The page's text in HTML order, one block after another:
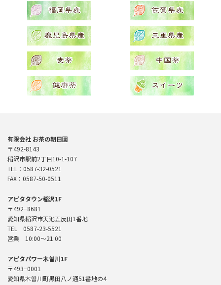
有限会社 お茶の朝日園
〒492-8143
稲沢市駅前2丁目10-1-107
TEL：0587-32-0521
FAX：0587-50-0511
アピタタウン稲沢1F
〒492−8681
愛知県稲沢市天池五反田1番地
TEL 0587-23-5521
営業 10:00〜21:00
アピタパワー木曽川1F
〒493−0001
愛知県木曽川町黒田八ノ通51番地の4